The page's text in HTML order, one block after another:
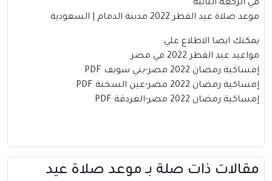
في الركعة الثانية
موعد صلاة عيد الفطر 2022 مدينة الدمام | السعودية
يمكنك ايضا الاطلاع علي:
مواعيد عيد الفطر 2022 في مصر
إمساكية رمضان 2022 مصر-بني سويف PDF
إمساكية رمضان 2022 مصر-عين السخنة PDF
إمساكية رمضان 2022 مصر-الغردقة PDF
مقالات ذات صلة بــ موعد صلاة عيد